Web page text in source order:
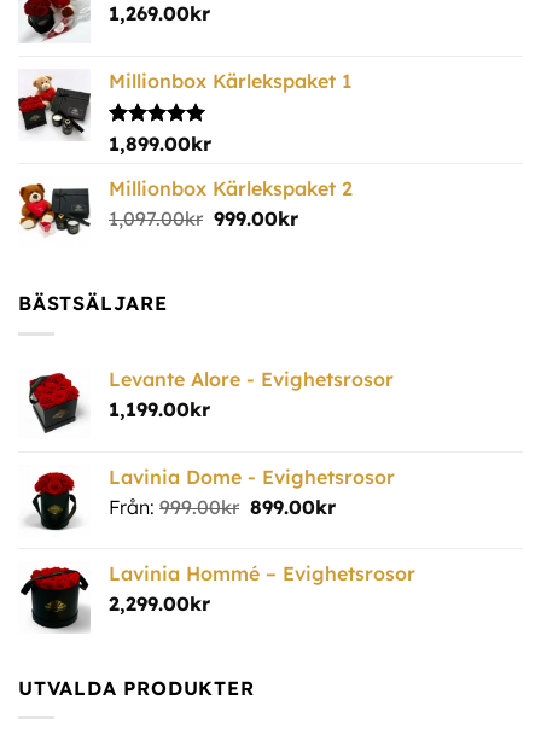
1,269.00kr
Millionbox Kärlekspaket 1
Betygsatt
5.00
1,899.00kr
Millionbox Kärlekspaket 2
1,097.00kr 999.00kr
BÄSTSÄLJARE
Levante Alore - Evighetsrosor
1,199.00kr
Lavinia Dome - Evighetsrosor
Från: 999.00kr 899.00kr
Lavinia Hommé – Evighetsrosor
2,299.00kr
UTVALDA PRODUKTER